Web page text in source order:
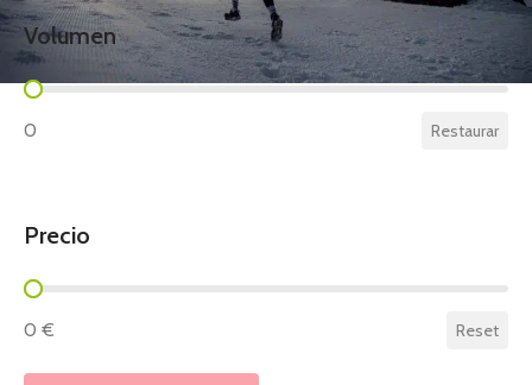
Volumen
Volumen
0 Restaurar
Precio
Precio
0 € Reset